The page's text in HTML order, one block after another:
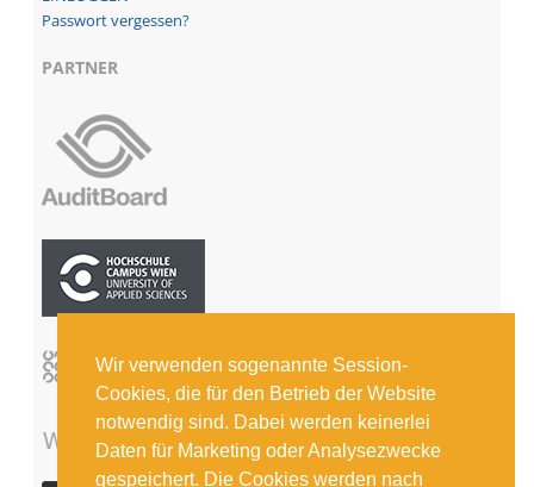
Wir verwenden sogenannte Session-
Cookies, die für den Betrieb der Website
notwendig sind. Dabei werden keinerlei
Daten für Marketing oder Analysezwecke
gespeichert. Die Cookies werden nach
Passwort vergessen?
PARTNER